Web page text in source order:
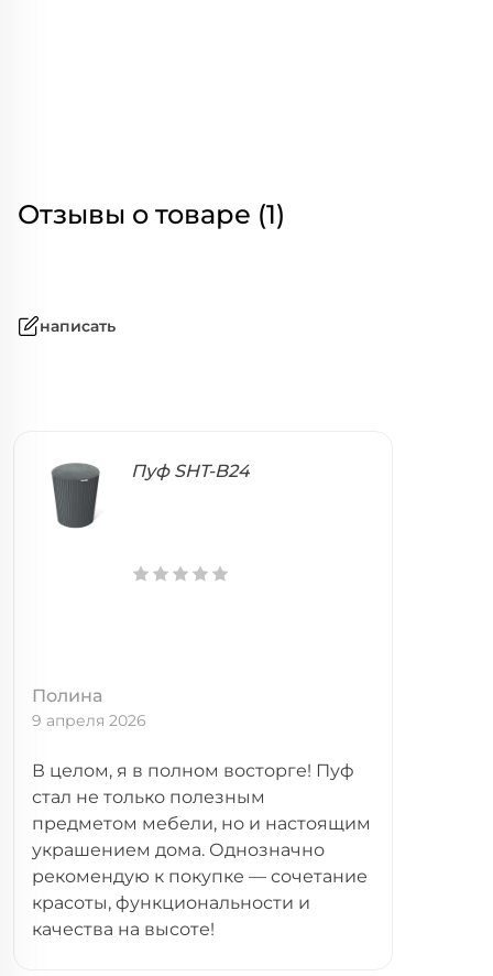
Отзывы о товаре (1)
написать
Пуф SHT-B24
Полина
9 апреля 2026
В целом, я в полном восторге! Пуф
стал не только полезным
предметом мебели, но и настоящим
украшением дома. Однозначно
рекомендую к покупке — сочетание
красоты, функциональности и
качества на высоте!